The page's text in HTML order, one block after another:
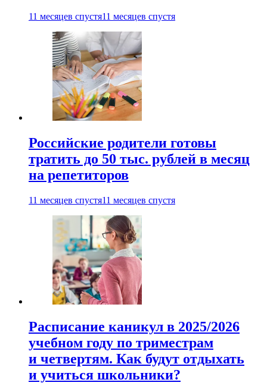
11 месяцев спустя11 месяцев спустя
Российские родители готовы
тратить до 50 тыс. рублей в месяц
на репетиторов
11 месяцев спустя11 месяцев спустя
Расписание каникул в 2025/2026
учебном году по триместрам
и четвертям. Как будут отдыхать
и учиться школьники?